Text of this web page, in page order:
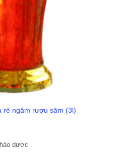
rẻ ngâm rượu sâm (3l)
dược